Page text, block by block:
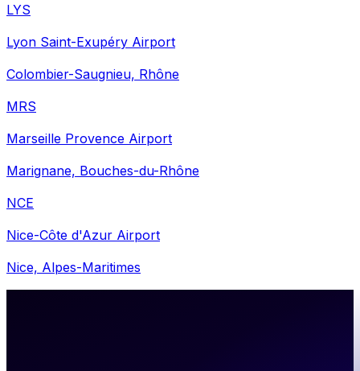
LYS
Lyon Saint-Exupéry Airport
Colombier-Saugnieu, Rhône
MRS
Marseille Provence Airport
Marignane, Bouches-du-Rhône
NCE
Nice-Côte d'Azur Airport
Nice, Alpes-Maritimes